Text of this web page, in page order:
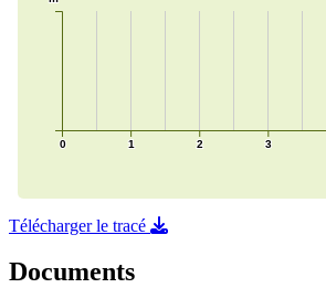
Télécharger le tracé
Documents